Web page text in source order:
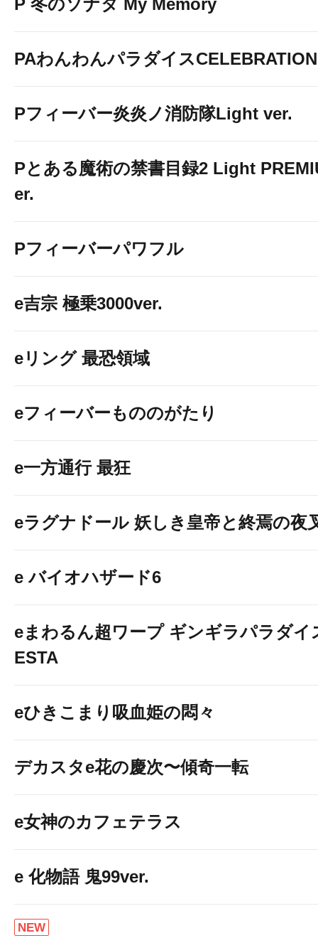
P 冬のソナタ My Memory
PAわんわんパラダイスCELEBRATION
Pフィーバー炎炎ノ消防隊Light ver.
Pとある魔術の禁書目録2 Light
er.
Pフィーバーパワフル
e吉宗 極乗3000ver.
eリング 最恐領域
eフィーバーもののがたり
e一方通行 最狂
eラグナドール 妖しき皇帝と終焉の夜
e バイオハザード6
eまわるん超ワープ ギンギラパラダイ
ESTA
eひきこまり吸血姫の悶々
デカスタe花の慶次〜傾奇一転
e女神のカフェテラス
e 化物語 鬼99ver.
NEW